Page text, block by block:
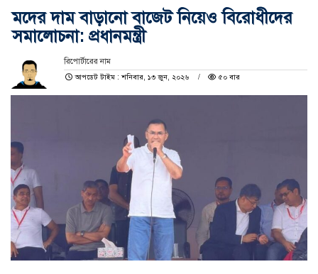
মদের দাম বাড়ানো বাজেট নিয়েও বিরোধীদের
সমালোচনা: প্রধানমন্ত্রী
রিপোর্টারের নাম
আপডেট টাইম : শনিবার, ১৩ জুন, ২০২৬
৫০ বার